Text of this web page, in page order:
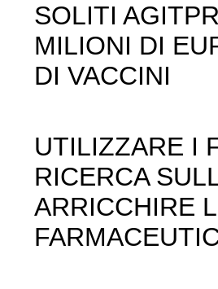
SOLITI
MILIONI DI
DI VACCINI
UTILIZZARE I
RICERCA
ARRICCHIRE